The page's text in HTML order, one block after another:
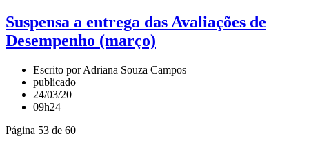
Suspensa a entrega das Avaliações de
Desempenho (março)
Escrito por Adriana Souza Campos
publicado
24/03/20
09h24
Página 53 de 60